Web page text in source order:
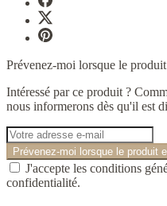
Prévenez-moi lorsque le
Intéressé par ce produit ?
nous informerons dès qu'il est
Prévenez-moi lorsque le produit
J'accepte les conditions
confidentialité.